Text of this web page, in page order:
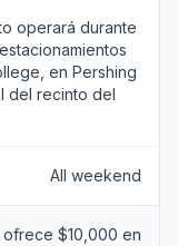
operará durante
en Pershing
del recinto del
All weekend
$10,000 en